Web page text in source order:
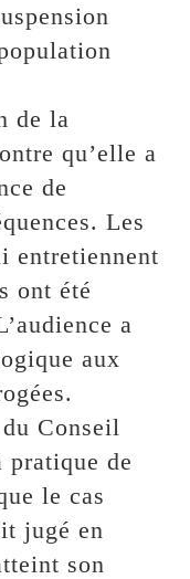
de la
qu’elle a
de
Les
entretiennent
ont été
a
aux
Conseil
de
le cas
jugé en
son